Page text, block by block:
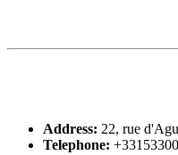
Address: 22, rue
Telephone: